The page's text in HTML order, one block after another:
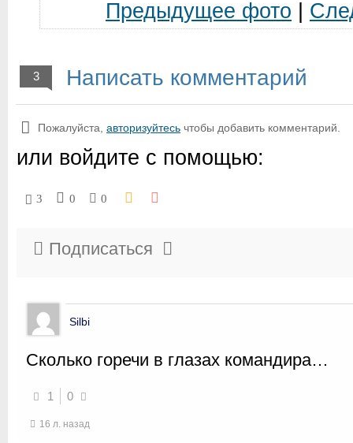
Предыдущее фото
3 Написать комментарий
Пожалуйста, авторизуйтесь чтобы добавить комментарий.
или войдите с помощью:
3 0 0
Подписаться
Silbi
Сколько горечи в глазах командира…
1 0
16 л. назад